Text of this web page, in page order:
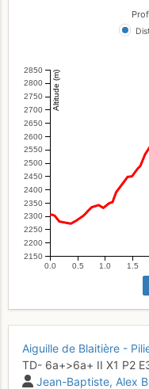
2150
2200
2250
2300
2350
2400
2450
2500
2550
2600
2650
2700
2750
2800
2850 Altitude (m)
0.0 0.5 1.0 1.5
Aiguille de Blaitière -
TD- 6a+>6a+ II X1 P2
Jean-Baptiste Alex